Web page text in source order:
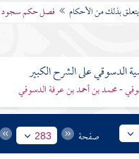
بذلك من الأحكام فصل حكم سجود
الدسوقي على الشرح الكبير
- محمد بن أحمد بن عرفة الدسوقي
صفحة 283